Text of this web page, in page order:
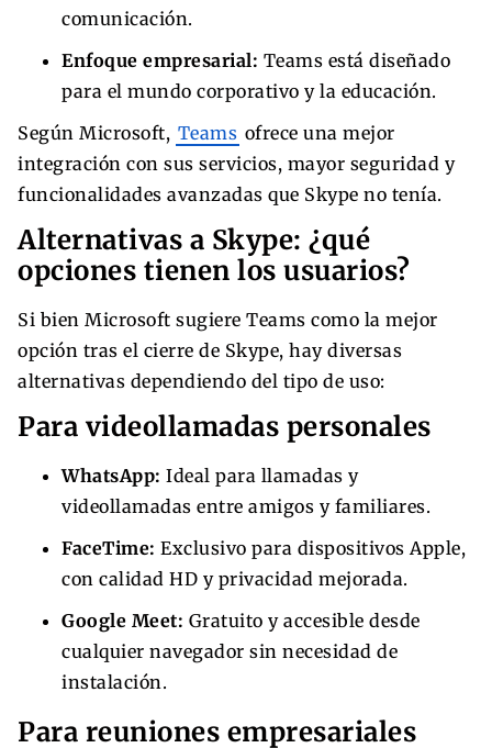
comunicación.
Enfoque empresarial: Teams está diseñado
para el mundo corporativo y la educación.
Según Microsoft, Teams ofrece una mejor
integración con sus servicios, mayor seguridad y
funcionalidades avanzadas que Skype no tenía.
Alternativas a Skype: ¿qué
opciones tienen los usuarios?
Si bien Microsoft sugiere Teams como la mejor
opción tras el cierre de Skype, hay diversas
alternativas dependiendo del tipo de uso:
Para videollamadas personales
WhatsApp: Ideal para llamadas y
videollamadas entre amigos y familiares.
FaceTime: Exclusivo para dispositivos Apple,
con calidad HD y privacidad mejorada.
Google Meet: Gratuito y accesible desde
cualquier navegador sin necesidad de
instalación.
Para reuniones empresariales